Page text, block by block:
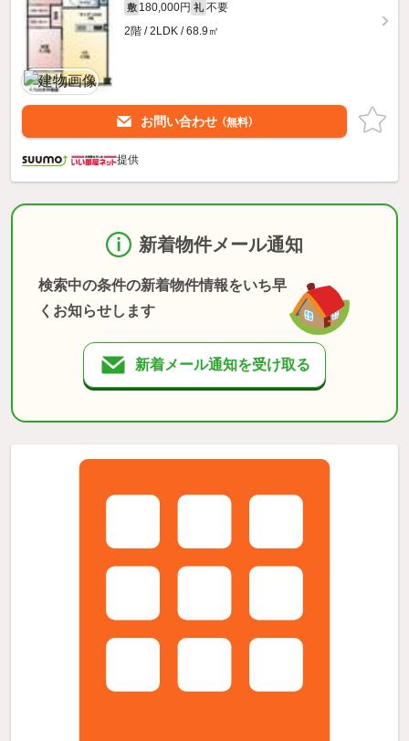
敷 180,000円 礼 不要
2階 / 2LDK / 68.9㎡
お問い合わせ （無料）
提供
新着物件メール通知
検索中の条件の新着物件情報をいち早
くお知らせします
新着メール通知を受け取る